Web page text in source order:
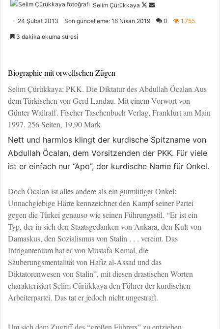
Selim Çürükkaya
F
o
n
X
s
t
a
n
e
m
e
k
24 Şubat 2013 Son güncelleme: 16 Nisan 2019 0 1.755
3 dakika okuma süresi
Biographie mit orwellschen Zügen
Selim Çürükkaya: PKK. Die Diktatur des Abdullah Öcalan.Aus
dem Türkischen von Gerd Landau. Mit einem Vorwort von
Günter Wallraff. Fischer Taschenbuch Verlag, Frankfurt am Main
1997. 256 Seiten, 19,90 Mark
Nett und harmlos klingt der kurdische Spitzname von
Abdullah Öcalan, dem Vorsitzenden der PKK. Für viele
ist er einfach nur “Apo”, der kurdische Name für Onkel.
Doch Öcalan ist alles andere als ein gutmütiger Onkel:
Unnachgiebige Härte kennzeichnet den Kampf seiner Partei
gegen die Türkei genauso wie seinen Führungsstil. “Er ist ein
Typ, der in sich den Staatsgedanken von Ankara, den Kult von
Damaskus, den Sozialismus von Stalin . . . vereint. Das
Intrigantentum hat er von Mustafa Kemal, die
Säuberungsmentalität von Hafiz al-Assad und das
Diktatorenwesen von Stalin”, mit diesen drastischen Worten
charakterisiert Selim Cürükkaya den Führer der kurdischen
Arbeiterpartei. Das tat er jedoch nicht ungestraft.
Um sich dem Zugriff des “großen Führers” zu entziehen,